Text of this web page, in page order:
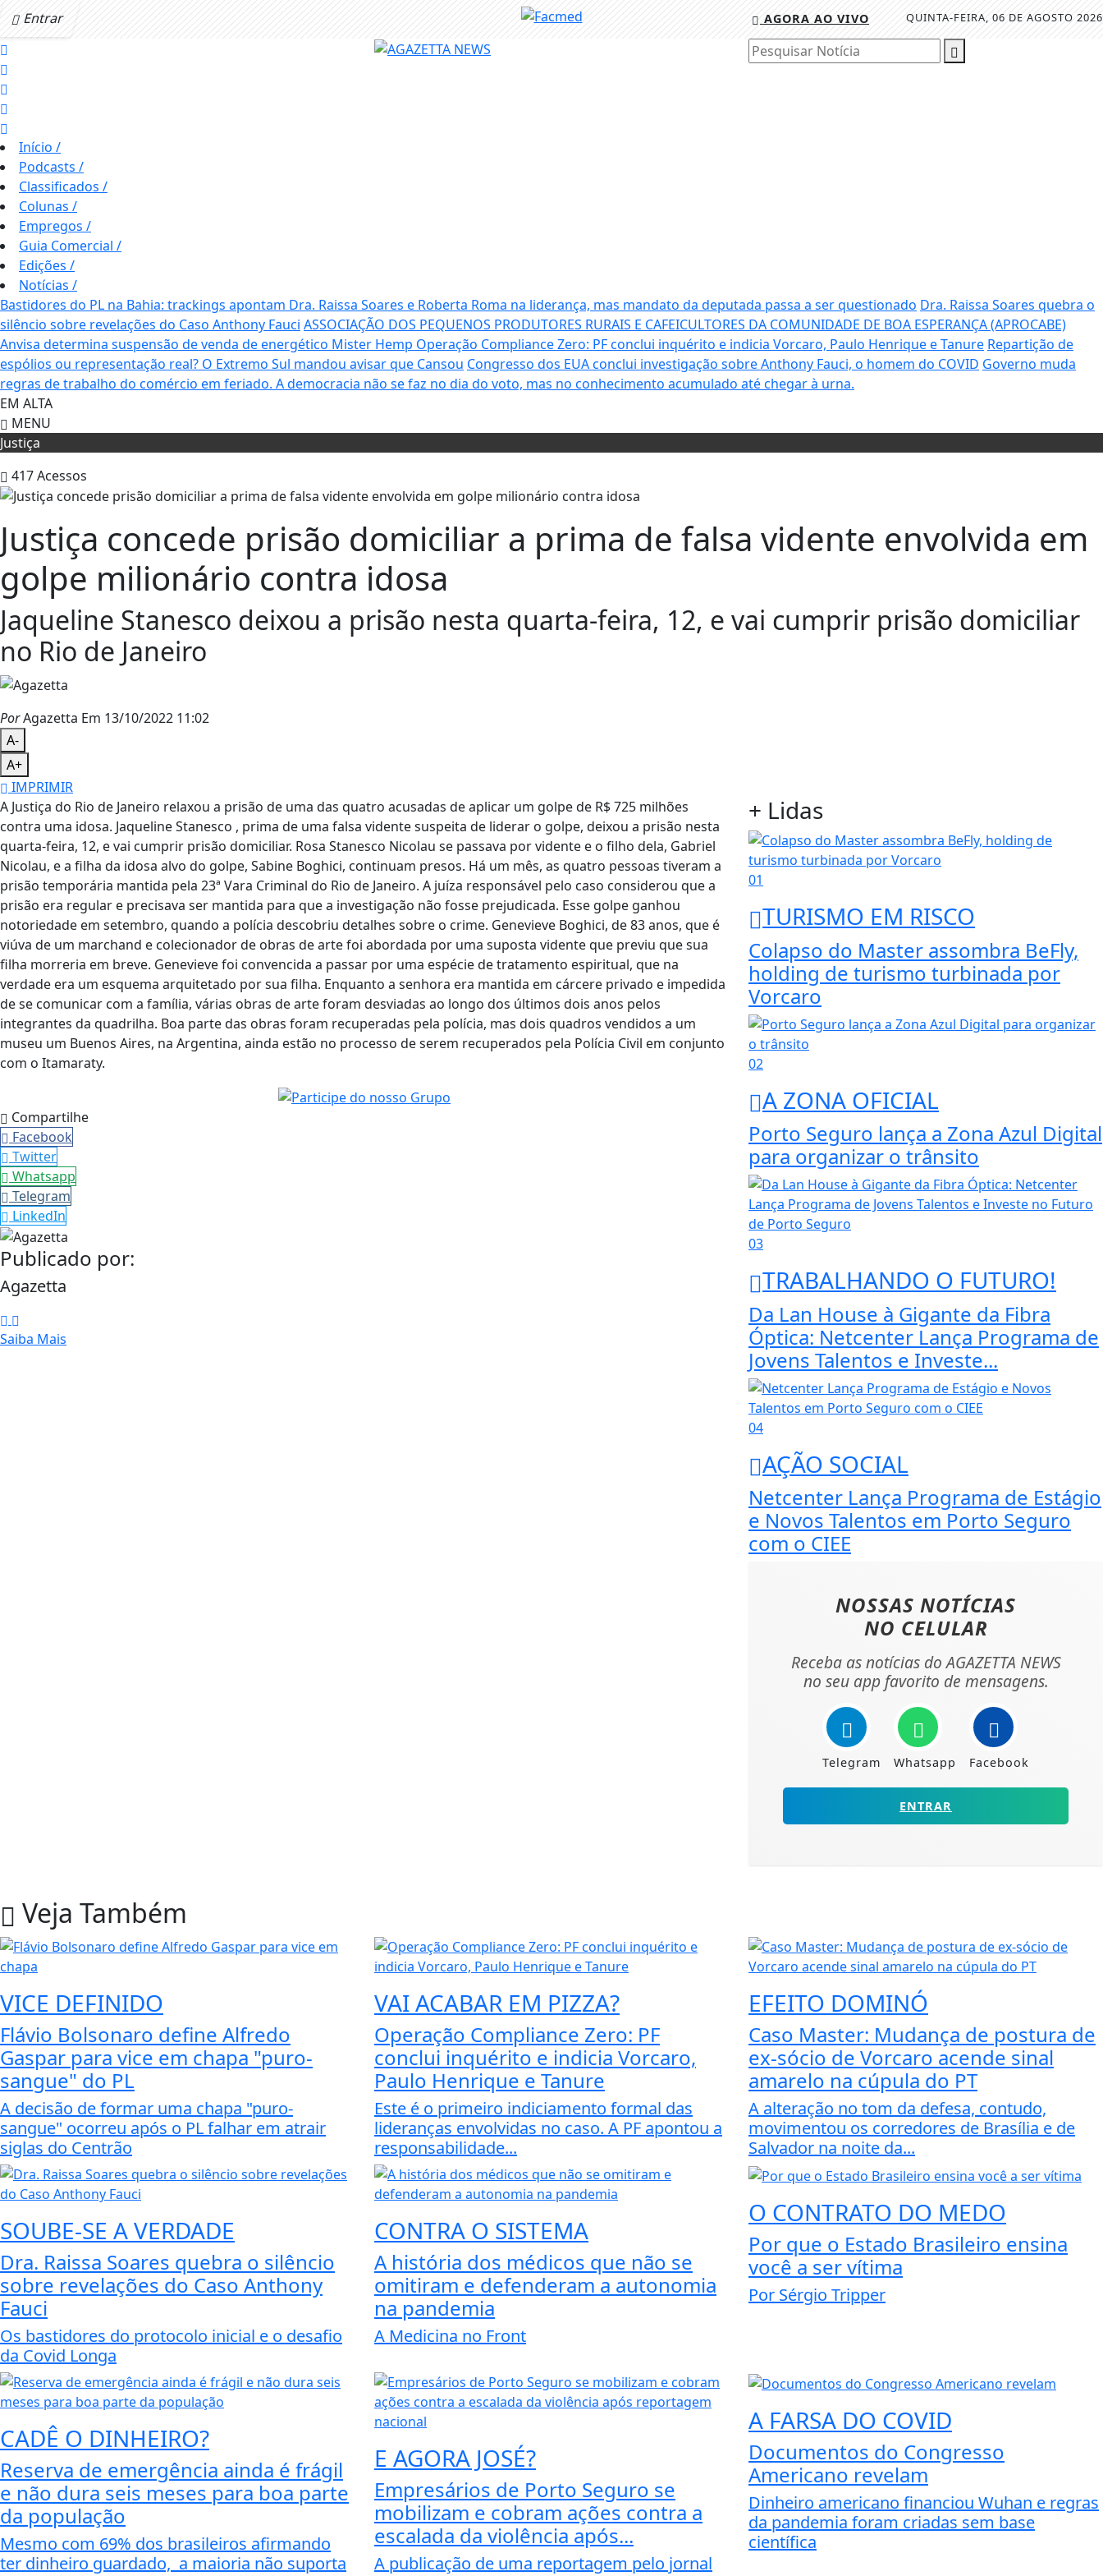
Entrar QUINTA-FEIRA, 06 DE AGOSTO 2026
AGORA AO VIVO
Pesquisar Notícia
Início /
Podcasts /
Classificados /
Colunas /
Empregos /
Guia Comercial /
Edições /
Notícias /
Bastidores do PL na Bahia: trackings apontam Dra. Raissa Soares e Roberta Roma na liderança, mas mandato da deputada passa a ser questionado Dra. Raissa Soares quebra o
silêncio sobre revelações do Caso Anthony Fauci ASSOCIAÇÃO DOS PEQUENOS PRODUTORES RURAIS E CAFEICULTORES DA COMUNIDADE DE BOA ESPERANÇA (APROCABE)
Anvisa determina suspensão de venda de energético Mister Hemp Operação Compliance Zero: PF conclui inquérito e indicia Vorcaro, Paulo Henrique e Tanure Repartição de
espólios ou representação real? O Extremo Sul mandou avisar que Cansou Congresso dos EUA conclui investigação sobre Anthony Fauci, o homem do COVID Governo muda
regras de trabalho do comércio em feriado. A democracia não se faz no dia do voto, mas no conhecimento acumulado até chegar à urna.
EM ALTA
MENU
Justiça
417Acessos
Justiça concede prisão domiciliar a prima de falsa vidente envolvida em
golpe milionário contra idosa
Jaqueline Stanesco deixou a prisão nesta quarta-feira, 12, e vai cumprir prisão domiciliar
no Rio de Janeiro
PorAgazetta Em 13/10/2022 11:02
A-
A+
IMPRIMIR
A Justiça do Rio de Janeiro relaxou a prisão de uma das quatro acusadas de aplicar um golpe de R$ 725 milhões
contra uma idosa. Jaqueline Stanesco , prima de uma falsa vidente suspeita de liderar o golpe, deixou a prisão nesta
quarta-feira, 12, e vai cumprir prisão domiciliar. Rosa Stanesco Nicolau se passava por vidente e o filho dela, Gabriel
Nicolau, e a filha da idosa alvo do golpe, Sabine Boghici, continuam presos. Há um mês, as quatro pessoas tiveram a
prisão temporária mantida pela 23ª Vara Criminal do Rio de Janeiro. A juíza responsável pelo caso considerou que a
prisão era regular e precisava ser mantida para que a investigação não fosse prejudicada. Esse golpe ganhou
notoriedade em setembro, quando a polícia descobriu detalhes sobre o crime. Genevieve Boghici, de 83 anos, que é
viúva de um marchand e colecionador de obras de arte foi abordada por uma suposta vidente que previu que sua
filha morreria em breve. Genevieve foi convencida a passar por uma espécie de tratamento espiritual, que na
verdade era um esquema arquitetado por sua filha. Enquanto a senhora era mantida em cárcere privado e impedida
de se comunicar com a família, várias obras de arte foram desviadas ao longo dos últimos dois anos pelos
integrantes da quadrilha. Boa parte das obras foram recuperadas pela polícia, mas dois quadros vendidos a um
museu um Buenos Aires, na Argentina, ainda estão no processo de serem recuperados pela Polícia Civil em conjunto
com o Itamaraty.
Compartilhe
Facebook
Twitter
Whatsapp
Telegram
LinkedIn
Publicado por:
Agazetta
Saiba Mais
+ Lidas
01
TURISMO EM RISCO
Colapso do Master assombra BeFly,
holding de turismo turbinada por
Vorcaro
02
A ZONA OFICIAL
Porto Seguro lança a Zona Azul Digital
para organizar o trânsito
03
TRABALHANDO O FUTURO!
Da Lan House à Gigante da Fibra
Óptica: Netcenter Lança Programa de
Jovens Talentos e Investe...
04
AÇÃO SOCIAL
Netcenter Lança Programa de Estágio
e Novos Talentos em Porto Seguro
com o CIEE
NOSSAS NOTÍCIAS
NO CELULAR
Receba as notícias do AGAZETTA NEWS
no seu app favorito de mensagens.
Telegram Whatsapp Facebook
ENTRAR
Veja Também
VICE DEFINIDO
Flávio Bolsonaro define Alfredo
Gaspar para vice em chapa "puro-
sangue" do PL
A decisão de formar uma chapa "puro-
sangue" ocorreu após o PL falhar em atrair
siglas do Centrão
VAI ACABAR EM PIZZA?
Operação Compliance Zero: PF
conclui inquérito e indicia Vorcaro,
Paulo Henrique e Tanure
Este é o primeiro indiciamento formal das
lideranças envolvidas no caso. A PF apontou a
responsabilidade...
EFEITO DOMINÓ
Caso Master: Mudança de postura de
ex-sócio de Vorcaro acende sinal
amarelo na cúpula do PT
A alteração no tom da defesa, contudo,
movimentou os corredores de Brasília e de
Salvador na noite da...
SOUBE-SE A VERDADE
Dra. Raissa Soares quebra o silêncio
sobre revelações do Caso Anthony
Fauci
Os bastidores do protocolo inicial e o desafio
da Covid Longa
CONTRA O SISTEMA
A história dos médicos que não se
omitiram e defenderam a autonomia
na pandemia
A Medicina no Front
O CONTRATO DO MEDO
Por que o Estado Brasileiro ensina
você a ser vítima
Por Sérgio Tripper
CADÊ O DINHEIRO?
Reserva de emergência ainda é frágil
e não dura seis meses para boa parte
da população
Mesmo com 69% dos brasileiros afirmando
ter dinheiro guardado, a maioria não suporta
E AGORA JOSÉ?
Empresários de Porto Seguro se
mobilizam e cobram ações contra a
escalada da violência após...
A publicação de uma reportagem pelo jornal
A FARSA DO COVID
Documentos do Congresso
Americano revelam
Dinheiro americano financiou Wuhan e regras
da pandemia foram criadas sem base
científica